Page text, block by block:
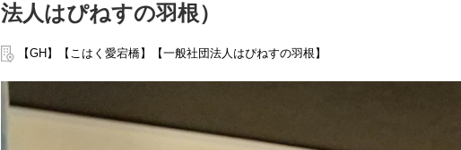
法人はぴねすの羽根）
【GH】【こはく愛宕橋】【一般社団法人はぴねすの羽根】